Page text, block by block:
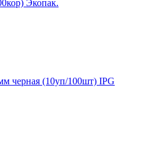
Экопак.
черная (10уп/100шт) IPG